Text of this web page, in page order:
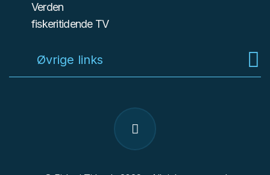
Verden
fiskeritidende TV
Øvrige links